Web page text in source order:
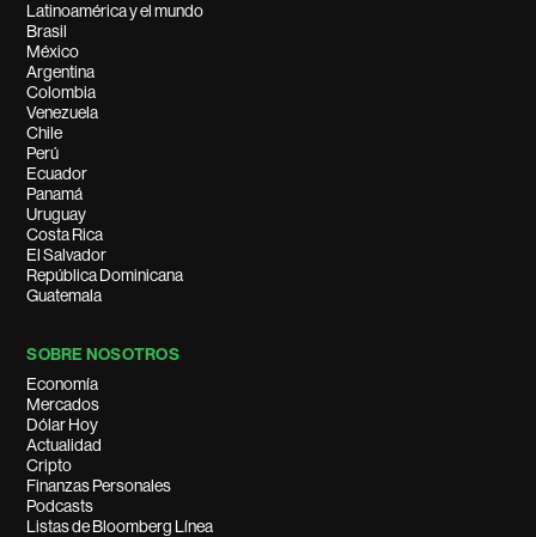
Latinoamérica y el mundo
Brasil
México
Argentina
Colombia
Venezuela
Chile
Perú
Ecuador
Panamá
Uruguay
Costa Rica
El Salvador
República Dominicana
Guatemala
SOBRE NOSOTROS
Economía
Mercados
Dólar Hoy
Actualidad
Cripto
Finanzas Personales
Podcasts
Listas de Bloomberg Línea